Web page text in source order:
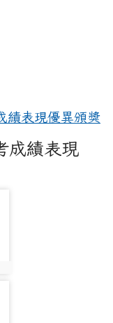
績表現優異頒獎
成績表現